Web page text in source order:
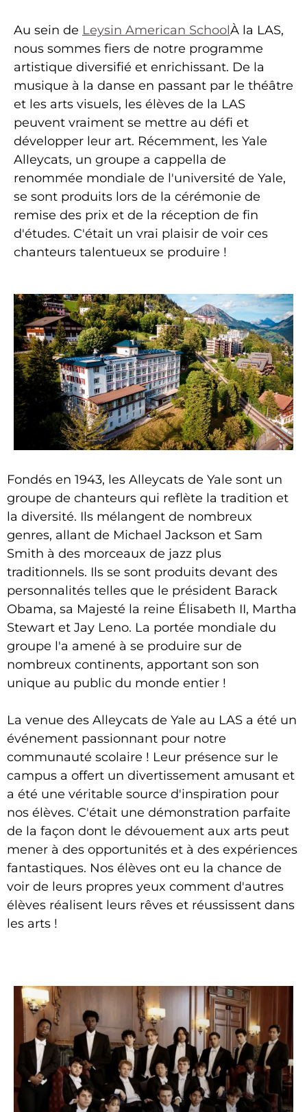
Au sein de Leysin American SchoolÀ la LAS,
nous sommes fiers de notre programme
artistique diversifié et enrichissant. De la
musique à la danse en passant par le théâtre
et les arts visuels, les élèves de la LAS
peuvent vraiment se mettre au défi et
développer leur art. Récemment, les Yale
Alleycats, un groupe a cappella de
renommée mondiale de l'université de Yale,
se sont produits lors de la cérémonie de
remise des prix et de la réception de fin
d'études. C'était un vrai plaisir de voir ces
chanteurs talentueux se produire !
Fondés en 1943, les Alleycats de Yale sont un
groupe de chanteurs qui reflète la tradition et
la diversité. Ils mélangent de nombreux
genres, allant de Michael Jackson et Sam
Smith à des morceaux de jazz plus
traditionnels. Ils se sont produits devant des
personnalités telles que le président Barack
Obama, sa Majesté la reine Élisabeth II, Martha
Stewart et Jay Leno. La portée mondiale du
groupe l'a amené à se produire sur de
nombreux continents, apportant son son
unique au public du monde entier !
La venue des Alleycats de Yale au LAS a été un
événement passionnant pour notre
communauté scolaire ! Leur présence sur le
campus a offert un divertissement amusant et
a été une véritable source d'inspiration pour
nos élèves. C'était une démonstration parfaite
de la façon dont le dévouement aux arts peut
mener à des opportunités et à des expériences
fantastiques. Nos élèves ont eu la chance de
voir de leurs propres yeux comment d'autres
élèves réalisent leurs rêves et réussissent dans
les arts !